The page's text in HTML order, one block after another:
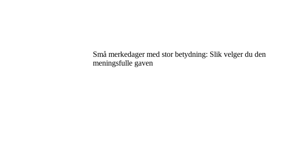
Små merkedager med stor betydning: Slik velger du den
meningsfulle gaven